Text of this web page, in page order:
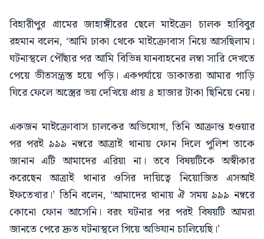
বিহারীপুর গ্রামের জাহাঙ্গীরের ছেলে মাইক্রো চালক হাবিবুর
রহমান বলেন, ‘আমি ঢাকা থেকে মাইক্রোবাস নিয়ে আসছিলাম।
ঘটনাস্থলে পৌঁছার পর আমি বিভিন্ন যানবাহনের লম্বা সারি দেখতে
পেয়ে ভীতসন্ত্রস্ত হয়ে পড়ি। একপর্যায়ে ডাকাতরা আমার গাড়ি
ঘিরে ফেলে অস্ত্রের ভয় দেখিয়ে প্রায় ৪ হাজার টাকা ছিনিয়ে নেয়।
একজন মাইক্রোবাস চালকের অভিযোগ, তিনি আক্রান্ত হওয়ার
পর পরই ৯৯৯ নম্বরে আত্রাই থানায় ফোন দিলে পুলিশ তাকে
জানান এটি আমাদের এরিয়া না। তবে বিষয়টিকে অস্বীকার
করেছেন আত্রাই থানার ওসির দায়িত্বে নিয়োজিত এসআই
ইফতেখার।’ তিনি বলেন, ‘আমাদের থানায় ঐ সময় ৯৯৯ নম্বরে
কোনো ফোন আসেনি। বরং ঘটনার পর পরই বিষয়টি আমরা
জানতে পেরে দ্রুত ঘটনাস্থলে গিয়ে অভিযান চালিয়েছি।’